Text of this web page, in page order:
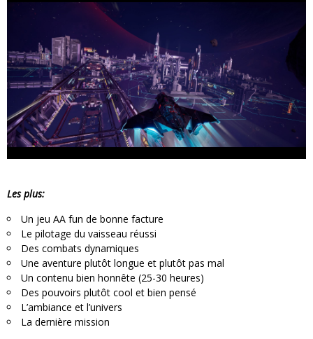
Les plus:
Un jeu AA fun de bonne facture
Le pilotage du vaisseau réussi
Des combats dynamiques
Une aventure plutôt longue et plutôt pas mal
Un contenu bien honnête (25-30 heures)
Des pouvoirs plutôt cool et bien pensé
L’ambiance et l’univers
La dernière mission